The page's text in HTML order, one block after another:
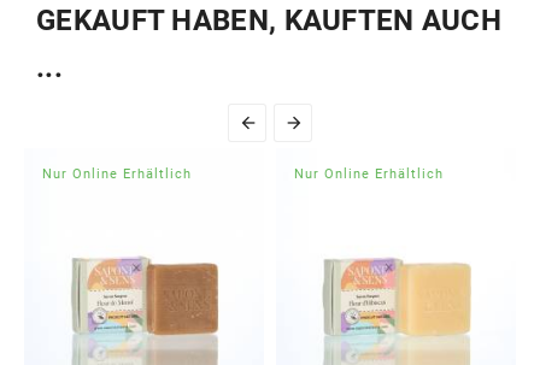
GEKAUFT HABEN, KAUFTEN AUCH
...
 
Nur Online Erhältlich Nur Online Erhältlich